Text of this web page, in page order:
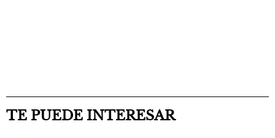
TE PUEDE INTERESAR